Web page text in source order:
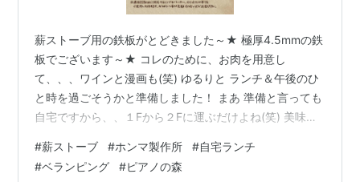
薪ストーブ用の鉄板がとどきました～★ 極厚4.5mmの鉄
板でございます～★ コレのために、お肉を用意し
て、、、ワインと漫画も(笑) ゆるりと ランチ＆午後のひ
と時を過ごそうかと準備しました！ まあ 準備と言っても
自宅ですから、、１Fから２Fに運ぶだけよね(笑) 美味し
イ🍷 何度もカンパーイ🍷(笑) こんな感じで自宅ランチ～
焚火に癒されながら漫画タイムでした～★ ちなみに どち
#薪ストーブ #ホンマ製作所 #自宅ランチ
#ベランピング #ピアノの森